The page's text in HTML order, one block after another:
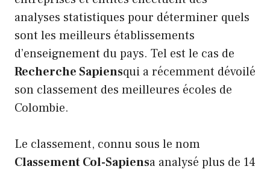
analyses statistiques pour déterminer quels
sont les meilleurs établissements
d’enseignement du pays. Tel est le cas de
Recherche Sapiensqui a récemment dévoilé
son classement des meilleures écoles de
Colombie.
Le classement, connu sous le nom
Classement Col-Sapiensa analysé plus de 14